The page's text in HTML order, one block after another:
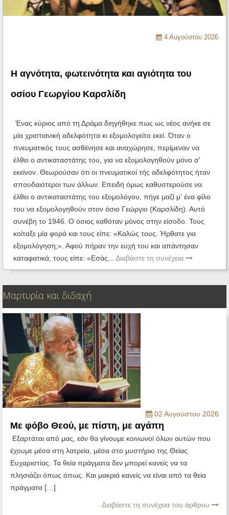
Ηχητικά
4 Αυγούστου 2026
Η αγνότητα, φωτεινότητα και αγιότητα του
οσίου Γεωργίου Καρσλίδη
Ένας κύριος από τη Δράμα διηγήθηκε πως ως νέος ανήκε σε
μία χριστιανική αδελφότητα κι εξομολογείτο εκεί. Όταν ο
πνευματικός τους ασθένησε και αναχώρησε, περίμεναν να
έλθει ο αντικαταστάτης του, για να εξομολογηθούν μόνο σ'
εκείνον. Θεωρούσαν ότι οι πνευματικοί τής αδελφότητος ήταν
σπουδαιότεροι των άλλων. Επειδή όμως καθυστερούσε να
έλθει ο αντικαταστάτης του εξομολόγου, πήγε μαζί μ' ένα φίλο
του να εξομολογηθούν στον όσιο Γεώργιο (Καρσλίδη). Αυτό
συνέβη το 1946. Ο όσιος καθόταν μόνος στην είσοδο. Τους
κοίταξε μία φορά και τους είπε: «Καλώς τους. Ήρθατε για
εξομολόγηση;». Αφού πήραν την ευχή του και απάντησαν
καταφατικά, τους είπε: «Εσάς... Διαβάστε τη συνέχεια
Μαρτυρία και διδαχή
02 Αυγούστου 2026
Με φόβο Θεού, με πίστη, με αγάπη
Εξαρτάται από μας, εάν θα γίνουμε κοινωνοί όλων αυτών που
έχουμε μέσα στη λατρεία, μέσα στο μυστήριο της Θείας
Ευχαριστίας. Τα θεία πράγματα δεν μπορεί κανείς να τα
πλησιάζει όπως όπως. Και μακριά κανείς να είναι από τα θεία
πράγματα […]
Διαβάστε τη συνέχεια του άρθρου